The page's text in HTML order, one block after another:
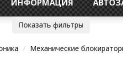
ИНФОРМАЦИЯ
Показать фильтры
Механические